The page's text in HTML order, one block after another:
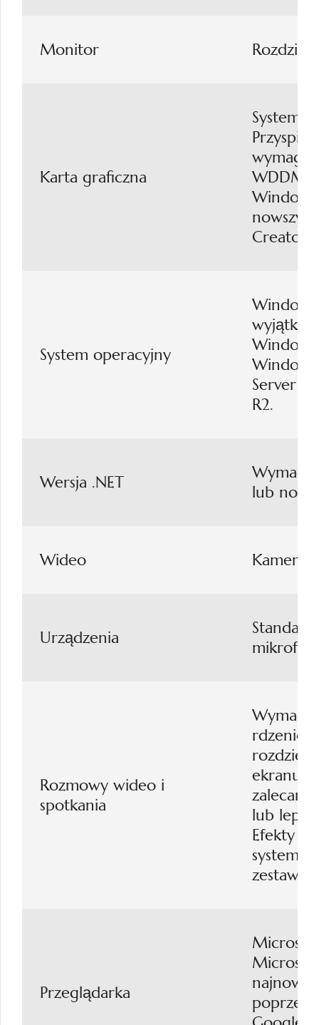
Monitor
Karta graficzna
System
wymaga
WDDM
Creators
System operacyjny
Windows
Server
R2.
Wersja .NET
Wymaga
lub
Wideo Kamera
Urządzenia
mikrofon
Rozmowy wideo i
spotkania
ekranu i
lub
Efekty
systemu
Przeglądarka